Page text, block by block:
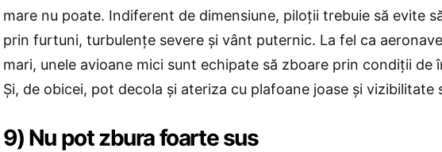
mare nu poate. Indiferent de dimensiune, piloții trebuie să evite
prin furtuni, turbulențe severe și vânt puternic. La fel ca
mari, unele avioane mici sunt echipate să zboare prin condiții de
Și, de obicei, pot decola și ateriza cu plafoane joase și vizibilitate
9) Nu pot zbura foarte sus